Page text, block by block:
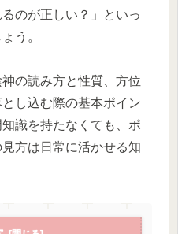
のが正しい？」といっ
う。
の読み方と性質、方位
し込む際の基本ポイン
識を持たなくても、ポ
方は日常に活かせる知